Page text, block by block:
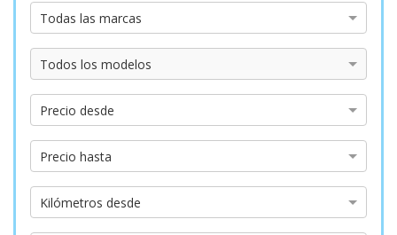
Marca
Todas las marcas
Modelo
Todos los modelos
Precio
desde
Precio desde
Precio
hasta
Precio hasta
Kilómetros
desde
Kilómetros desde